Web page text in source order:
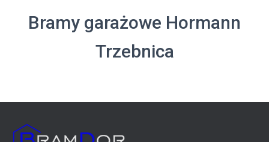
Bramy garażowe Hormann
Trzebnica